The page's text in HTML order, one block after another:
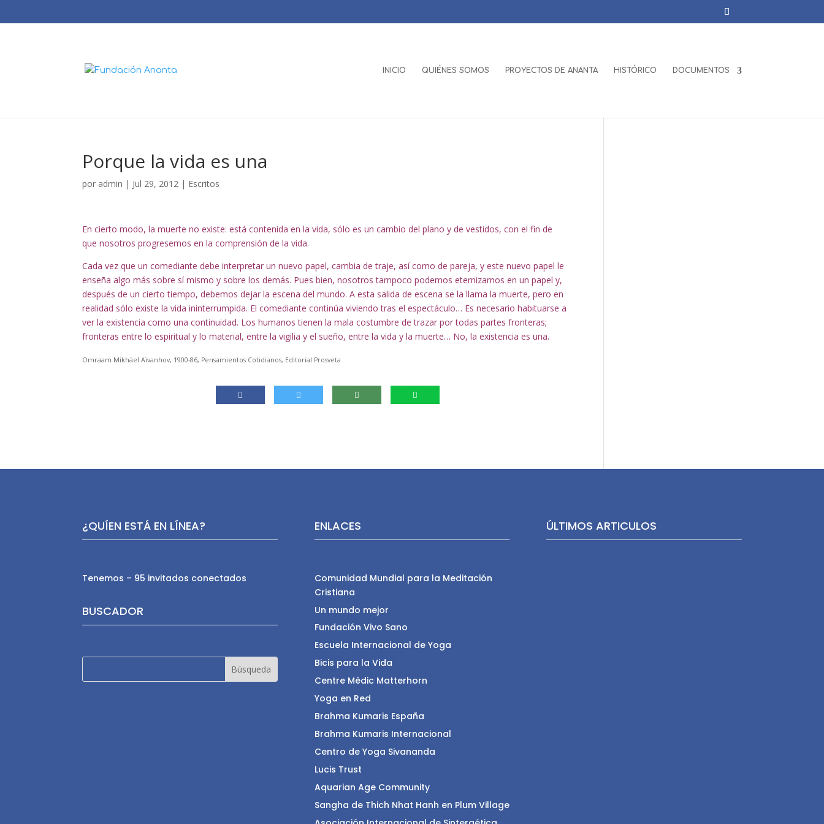
INICIO QUIÉNES SOMOS PROYECTOS DE ANANTA HISTÓRICO DOCUMENTOS
Porque la vida es una
por admin | Jul 29, 2012 | Escritos
En cierto modo, la muerte no existe: está contenida en la vida, sólo es un cambio del plano y de vestidos, con el fin de
que nosotros progresemos en la comprensión de la vida.
Cada vez que un comediante debe interpretar un nuevo papel, cambia de traje, así como de pareja, y este nuevo papel le
enseña algo más sobre sí mismo y sobre los demás. Pues bien, nosotros tampoco podemos eternizarnos en un papel y,
después de un cierto tiempo, debemos dejar la escena del mundo. A esta salida de escena se la llama la muerte, pero en
realidad sólo existe la vida ininterrumpida. El comediante continúa viviendo tras el espectáculo… Es necesario habituarse a
ver la existencia como una continuidad. Los humanos tienen la mala costumbre de trazar por todas partes fronteras;
fronteras entre lo espiritual y lo material, entre la vigilia y el sueño, entre la vida y la muerte… No, la existencia es una.
Omraam Mikhäel Aïvanhov, 1900-86, Pensamientos Cotidianos, Editorial Prosveta
¿QUÍEN ESTÁ EN LÍNEA?
Tenemos – 95 invitados conectados
BUSCADOR
ENLACES
Comunidad Mundial para la Meditación
Cristiana
Un mundo mejor
Fundación Vivo Sano
Escuela Internacional de Yoga
Bicis para la Vida
Centre Mèdic Matterhorn
Yoga en Red
Brahma Kumaris España
Brahma Kumaris Internacional
Centro de Yoga Sivananda
Lucis Trust
Aquarian Age Community
Sangha de Thich Nhat Hanh en Plum Village
ÚLTIMOS ARTICULOS